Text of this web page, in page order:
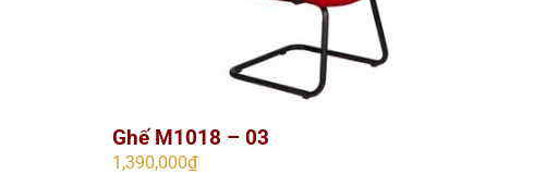
Ghế M1018 – 03
1,390,000₫